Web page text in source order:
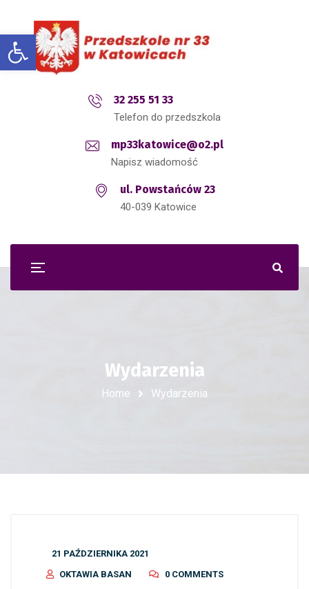
Open toolbar
32 255 51 33
Telefon do przedszkola
mp33katowice@o2.pl
Napisz wiadomość
ul. Powstańców 23
40-039 Katowice
Wydarzenia
Home Wydarzenia
21 PAŹDZIERNIKA 2021
OKTAWIA BASAN
0 COMMENTS